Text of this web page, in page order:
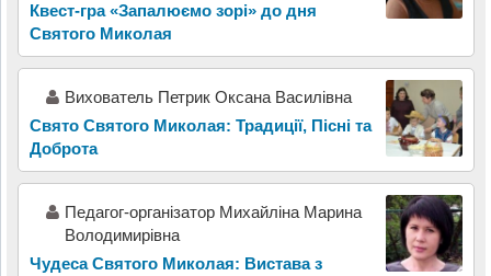
Квест-гра «Запалюємо зорі» до дня
Святого Миколая
Вихователь Петрик Оксана Василівна
Свято Святого Миколая: Традиції, Пісні та
Доброта
Педагог-організатор Михайліна Марина
Володимирівна
Чудеса Святого Миколая: Вистава з